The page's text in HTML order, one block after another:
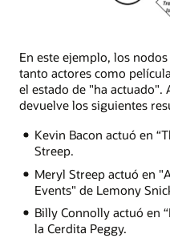
Red
de
nodos
que
las
siguientes
conexiones:
Cerdita
Peggy
estaba
En este ejemplo, los
tanto actores como
el estado de "ha actuado".
devuelve los siguientes
Kevin Bacon actuó en
Streep.
Meryl Streep actuó en
Events" de Lemony
Billy Connolly actuó en
la Cerdita Peggy.